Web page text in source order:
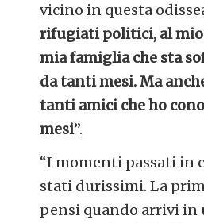
vicino in questa
rifugiati politici, al mio
mia famiglia che sta
da tanti mesi. Ma
tanti amici che ho
mesi”.
“I momenti passati in
stati durissimi. La
pensi quando arrivi in